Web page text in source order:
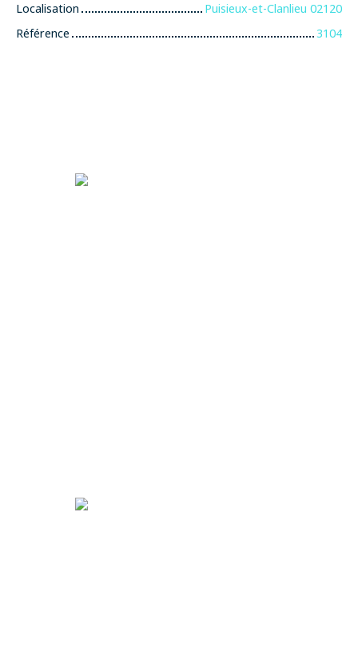
Localisation
Puisieux-et-Clanlieu 02120
Référence
3104